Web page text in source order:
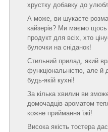
хрустку добавку до
А може, ви шукаєте
кайзерів? Ми маємо
продукт для всіх, хто
булочки на сніданок!
Стильний прилад, який
функціональністю, але
будь-якій кухні!
За кілька хвилин ви
домочадців ароматом
кожне приймання їжі!
Висока якість тостера